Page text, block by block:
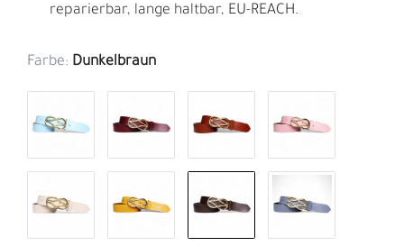
reparierbar, lange haltbar, EU-REACH.
Farbe: Dunkelbraun